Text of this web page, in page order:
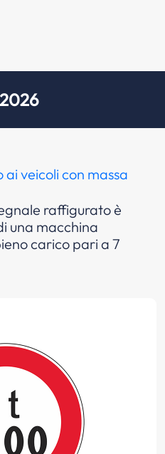
veicoli con massa
raffigurato è
una macchina
carico pari a 7